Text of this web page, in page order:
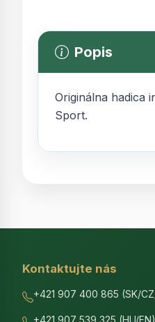
Popis
Originálna hadica
Sport.
Kontaktujte nás
+421 907 400 865 (SK/
+421 907 539 325 (HU/EN)